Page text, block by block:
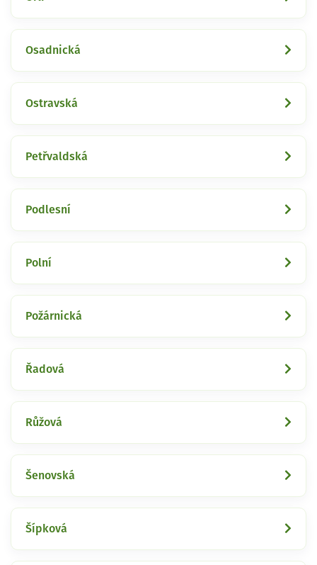
Osadnická
Ostravská
Petřvaldská
Podlesní
Polní
Požárnická
Řadová
Růžová
Šenovská
Šípková